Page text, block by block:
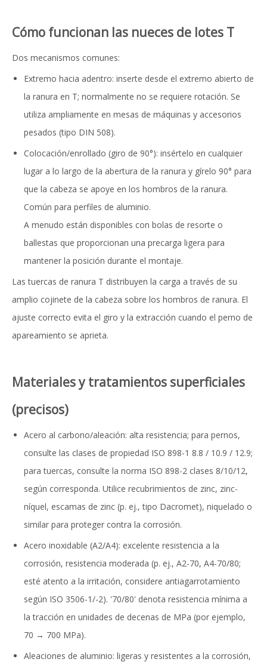
Cómo funcionan las nueces de lotes T
Dos mecanismos comunes:
Extremo hacia adentro: inserte desde el extremo abierto de
la ranura en T; normalmente no se requiere rotación. Se
utiliza ampliamente en mesas de máquinas y accesorios
pesados ​​(tipo DIN 508).
Colocación/enrollado (giro de 90°): insértelo en cualquier
lugar a lo largo de la abertura de la ranura y gírelo 90° para
que la cabeza se apoye en los hombros de la ranura.
Común para perfiles de aluminio.
A menudo están disponibles con bolas de resorte o
ballestas que proporcionan una precarga ligera para
mantener la posición durante el montaje.
Las tuercas de ranura T distribuyen la carga a través de su
amplio cojinete de la cabeza sobre los hombros de ranura. El
ajuste correcto evita el giro y la extracción cuando el perno de
apareamiento se aprieta.
Materiales y tratamientos superficiales
(precisos)
Acero al carbono/aleación: alta resistencia; para pernos,
consulte las clases de propiedad ISO 898-1 8.8 / 10.9 / 12.9;
para tuercas, consulte la norma ISO 898-2 clases 8/10/12,
según corresponda. Utilice recubrimientos de zinc, zinc-
níquel, escamas de zinc (p. ej., tipo Dacromet), niquelado o
similar para proteger contra la corrosión.
Acero inoxidable (A2/A4): excelente resistencia a la
corrosión, resistencia moderada (p. ej., A2-70, A4-70/80;
esté atento a la irritación, considere antiagarrotamiento
según ISO 3506-1/-2). '70/80' denota resistencia mínima a
la tracción en unidades de decenas de MPa (por ejemplo,
70 → 700 MPa).
Aleaciones de aluminio: ligeras y resistentes a la corrosión,